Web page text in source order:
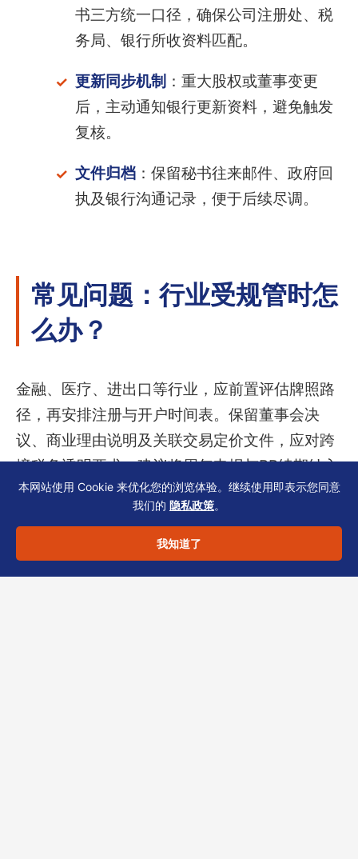
书三方统一口径，确保公司注册处、税
务局、银行所收资料匹配。
更新同步机制 ：重大股权或董事变更
后，主动通知银行更新资料，避免触发
复核。
文件归档：保留秘书往来邮件、政府回
执及银行沟通记录，便于后续尽调。
常见问题：行业受规管时怎
么办？
金融、医疗、进出口等行业，应前置评估牌照路
径，再安排注册与开户时间表。保留董事会决
议、商业理由说明及关联交易定价文件，应对跨
境税务透明要求。建议将周年申报与BR续期纳入
合规日历，由秘书与财务共同跟进。
合规声明：以上内容仅供一般参考，不
构成法律、税务或投资建议。具体方案
本网站使用 Cookie 来优化您的浏览体验。继续使用即表示您同意
我们的 隐私政策。
我知道了